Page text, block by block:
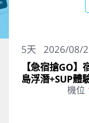
2026/08/
5天
【急宿搶GO
島浮潛+SUP體
機位